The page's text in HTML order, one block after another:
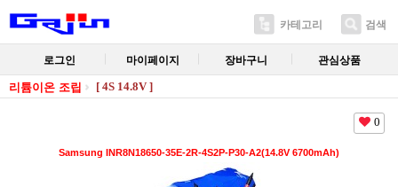
카테고리 검색
로그인 마이페이지 장바구니 관심상품
리튬이온 조립 [ 4S 14.8V ]
0
Samsung INR8N18650-35E-2R-4S2P-P30-A2(14.8V 6700mAh)